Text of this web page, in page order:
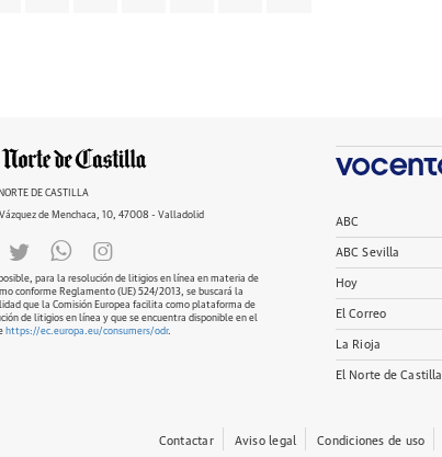
DE CASTILLA
de Menchaca, 10, 47008 - Valladolid
para la resolución de litigios en línea en materia de
conforme Reglamento (UE) 524/2013, se buscará la
que la Comisión Europea facilita como plataforma de
de litigios en línea y que se encuentra disponible en el
https://ec.europa.eu/consumers/odr.
ABC
ABC Sevilla
Hoy
El Correo
La Rioja
El Norte de Castilla
Contactar Aviso legal Condiciones de uso